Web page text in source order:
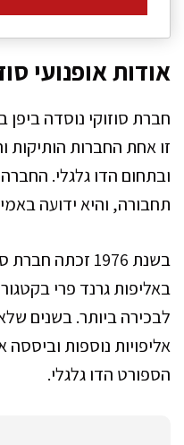
אודות אופנועי
זו אחת החברות הותיקות
ובתחום הדו גלגלי.
תחבורה, והיא ידועה
בשנת 1976 זכתה
אליפויות נוספות
הספורט הדו גלגלי.